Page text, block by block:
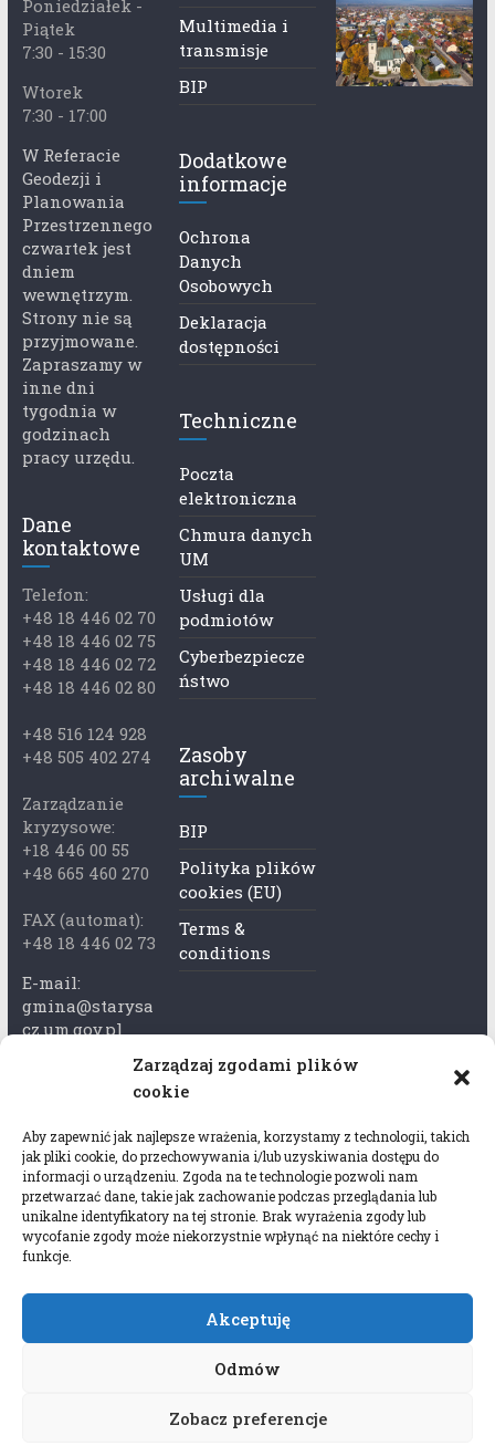
Zarządzaj zgodami plików
cookie
Aby zapewnić jak najlepsze wrażenia, korzystamy z technologii, takich
jak pliki cookie, do przechowywania i/lub uzyskiwania dostępu do
informacji o urządzeniu. Zgoda na te technologie pozwoli nam
przetwarzać dane, takie jak zachowanie podczas przeglądania lub
unikalne identyfikatory na tej stronie. Brak wyrażenia zgody lub
wycofanie zgody może niekorzystnie wpłynąć na niektóre cechy i
funkcje.
Akceptuję
Odmów
Zobacz preferencje
Poniedziałek -
Piątek
7:30 - 15:30
Wtorek
7:30 - 17:00
W Referacie
Geodezji i
Planowania
Przestrzennego
czwartek jest
dniem
wewnętrzym.
Strony nie są
przyjmowane.
Zapraszamy w
inne dni
tygodnia w
godzinach
pracy urzędu.
Dane
kontaktowe
Telefon:
+48 18 446 02 70
+48 18 446 02 75
+48 18 446 02 72
+48 18 446 02 80
+48 516 124 928
+48 505 402 274
Zarządzanie
kryzysowe:
+18 446 00 55
+48 665 460 270
FAX (automat):
+48 18 446 02 73
E-mail:
gmina@starysa
cz.um.gov.pl
Adres skrzynki
rytka
Adres do e-
Doręczeń:
AEL-97528-
78647-USWGJ-
Multimedia i
transmisje
BIP
Dodatkowe
informacje
Ochrona
Danych
Osobowych
Deklaracja
dostępności
Techniczne
Poczta
elektroniczna
Chmura danych
UM
Usługi dla
podmiotów
Cyberbezpiecze
ństwo
Zasoby
archiwalne
BIP
Polityka plików
cookies (EU)
Terms &
conditions
Copyright © 2026Gmina Stary Sącz